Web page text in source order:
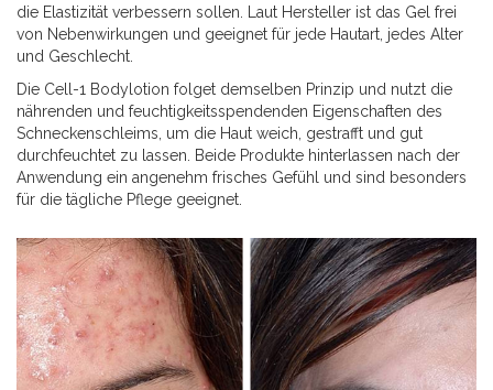
die Elastizität verbessern sollen. Laut Hersteller ist das Gel frei
von Nebenwirkungen und geeignet für jede Hautart, jedes Alter
und Geschlecht.
Die Cell-1 Bodylotion folget demselben Prinzip und nutzt die
nährenden und feuchtigkeitsspendenden Eigenschaften des
Schneckenschleims, um die Haut weich, gestrafft und gut
durchfeuchtet zu lassen. Beide Produkte hinterlassen nach der
Anwendung ein angenehm frisches Gefühl und sind besonders
für die tägliche Pflege geeignet.